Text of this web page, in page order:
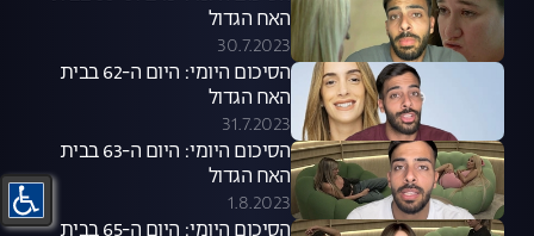
האח הגדול
30.7.2023
הסיכום היומי: היום ה-62 בבית
האח הגדול
31.7.2023
הסיכום היומי: היום ה-63 בבית
האח הגדול
1.8.2023